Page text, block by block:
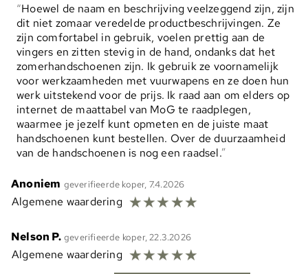
Hoewel de naam en beschrijving veelzeggend zijn, zijn
dit niet zomaar veredelde productbeschrijvingen. Ze
zijn comfortabel in gebruik, voelen prettig aan de
vingers en zitten stevig in de hand, ondanks dat het
zomerhandschoenen zijn. Ik gebruik ze voornamelijk
voor werkzaamheden met vuurwapens en ze doen hun
werk uitstekend voor de prijs. Ik raad aan om elders op
internet de maattabel van MoG te raadplegen,
waarmee je jezelf kunt opmeten en de juiste maat
handschoenen kunt bestellen. Over de duurzaamheid
van de handschoenen is nog een raadsel.
Anoniem geverifieerde koper, 7.4.2026
Algemene waardering ☆☆☆☆☆
Nelson P. geverifieerde koper, 22.3.2026
Algemene waardering ☆☆☆☆☆